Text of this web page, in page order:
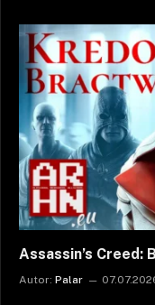
Assassin’s Creed:
Autor: Palar